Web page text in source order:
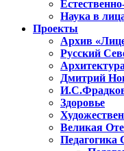
Наука в
Проекты
Архив
Русский
Дмитрий
Здоровье
Великая
Педагогика